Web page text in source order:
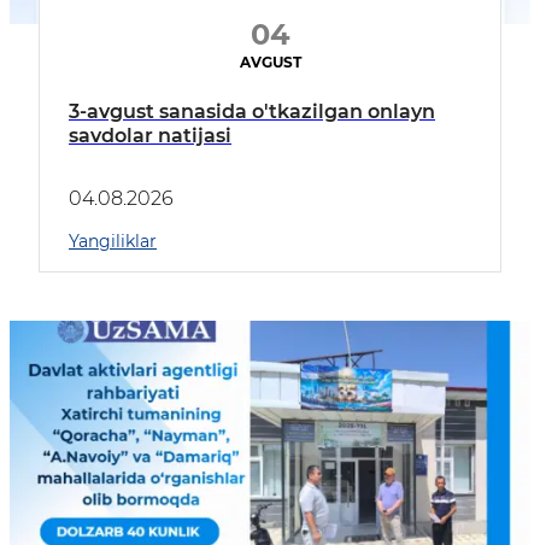
04
AVGUST
3-avgust sanasida o'tkazilgan onlayn
savdolar natijasi
04.08.2026
Yangiliklar